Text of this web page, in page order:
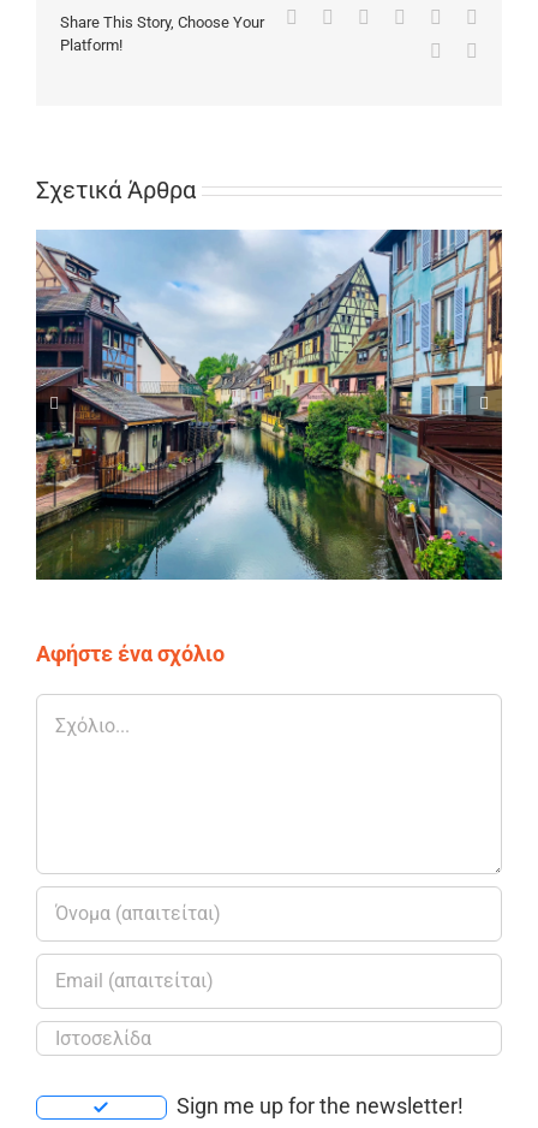
Share This Story, Choose Your
Platform!
Facebook Reddit LinkedIn
Tumblr
Σχετικά Άρθρα
Ταξίδια με Τουριστικά Λεωφορεία
Αφήστε ένα σχόλιο
Sign me up for the newsletter!